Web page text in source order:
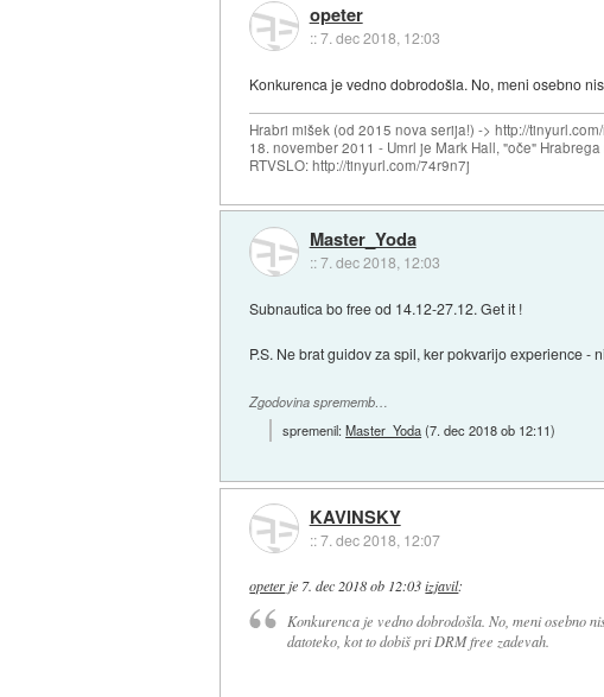
opeter
::7. dec 2018, 12:03
Konkurenca je vedno dobrodošla. No, meni osebno
Hrabri mišek (od 2015 nova serija!) -> http://
18. november 2011 - Umrl je Mark Hall, "oče" Hrabrega
RTVSLO: http://tinyurl.com/74r9n7j
Master_Yoda
::7. dec 2018, 12:03
Subnautica bo free od 14.12-27.12. Get it !
P.S. Ne brat guidov za spil, ker pokvarijo experience -
Zgodovina sprememb…
spremenil:Master_Yoda(7. dec 2018 ob 12:11)
KAVINSKY
::7. dec 2018, 12:07
opeter je 7. dec 2018 ob 12:03 izjavil:
Konkurenca je vedno dobrodošla. No, meni osebno
datoteko, kot to dobiš pri DRM free zadevah.